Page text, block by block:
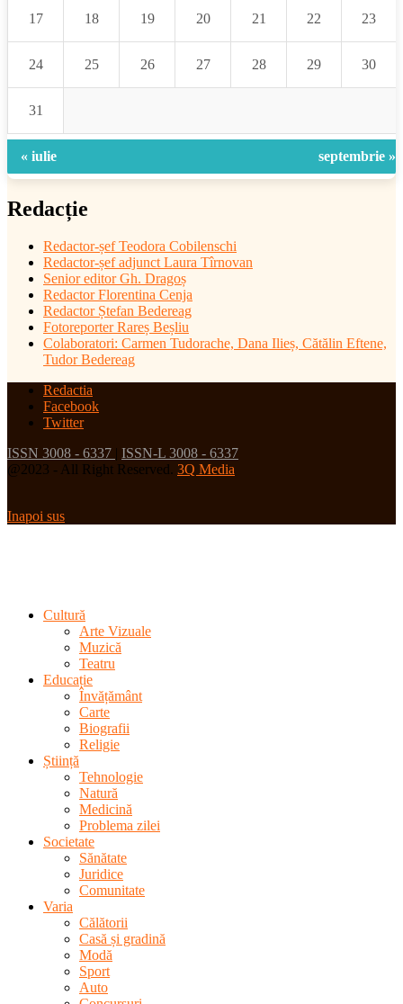
17 18 19 20 21 22 23
24 25 26 27 28 29 30
31
« iulie septembrie »
Redacție
Redactor-șefTeodora Cobilenschi
Redactor-șef adjunct Laura Tîrnovan
Senior editor Gh. Dragoș
Redactor Florentina Cenja
Redactor Ștefan Bedereag
Fotoreporter Rareș Beșliu
Colaboratori: Carmen Tudorache, Dana Ilieș, Cătălin Eftene,
Tudor Bedereag
Redactia
Facebook
Twitter
ISSN 3008 - 6337
ISSN-L 3008 - 6337
@2023 - All Right Reserved. 3Q Media
Inapoi sus
Cultură
Arte Vizuale
Muzică
Teatru
Educație
Învățământ
Carte
Biografii
Religie
Știință
Tehnologie
Natură
Medicină
Problema zilei
Societate
Sănătate
Juridice
Comunitate
Varia
Călătorii
Casă și gradină
Modă
Sport
Auto